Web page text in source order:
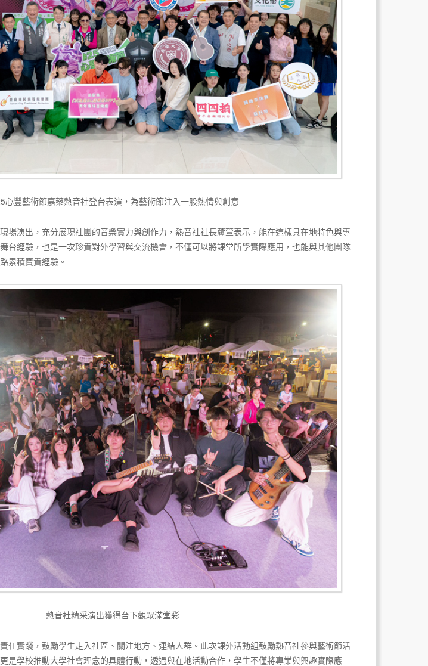
心豐藝術節嘉藥熱音社登台表演，為藝術節注入一股熱情與創意
場演出，充分展現社團的音樂實力與創作力，熱音社社長蘆萱表示，能在這樣具在地特色與專
台經驗，也是一次珍貴對外學習與交流機會，不僅可以將課堂所學實際應用，也能與其他團隊
累積寶貴經驗。
熱音社精采演出獲得台下觀眾滿堂彩
任實踐，鼓勵學生走入社區、關注地方、連結人群。此次課外活動組鼓勵熱音社參與藝術節活
是學校推動大學社會理念的具體行動，透過與在地活動合作，學生不僅將專業與興趣實際應